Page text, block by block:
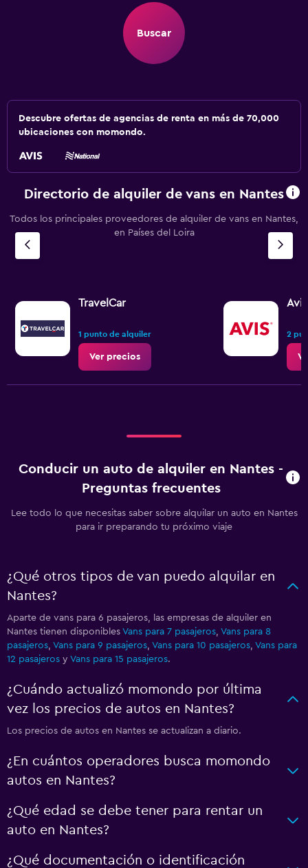
Buscar
Descubre ofertas de agencias de renta en más de 70,000
ubicaciones con momondo.
Directorio de alquiler de vans en Nantes
Todos los principales proveedores de alquiler de vans en Nantes,
en Países del Loira
TravelCar
1 punto de alquiler
Ver precios
Avis
2
Conducir un auto de alquiler en Nantes -
Preguntas frecuentes
Lee todo lo que necesitas saber sobre alquilar un auto en Nantes
para ir preparando tu próximo viaje
¿Qué otros tipos de van puedo alquilar en
Nantes?
Aparte de vans para 6 pasajeros, las empresas de alquiler en
Nantes tienen disponibles Vans para 7 pasajeros, Vans para 8
pasajeros, Vans para 9 pasajeros, Vans para 10 pasajeros, Vans para
12 pasajeros y Vans para 15 pasajeros.
¿Cuándo actualizó momondo por última
vez los precios de autos en Nantes?
Los precios de autos en Nantes se actualizan a diario.
¿En cuántos operadores busca momondo
autos en Nantes?
¿Qué edad se debe tener para rentar un
auto en Nantes?
¿Qué documentación o identificación